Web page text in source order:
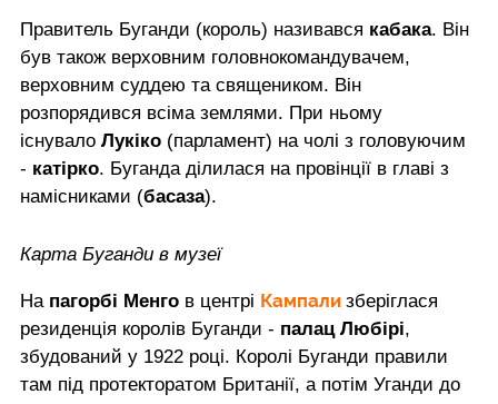
Правитель Буганди (король) називався кабака. Він
був також верховним головнокомандувачем,
верховним суддею та священиком. Він
розпорядився всіма землями. При ньому
існувало Лукіко (парламент) на чолі з головуючим
- катірко. Буганда ділилася на провінції в главі з
намісниками (басаза).
Карта Буганди в музеї
На пагорбі Менго в центрі Кампали зберіглася
резиденція королів Буганди - палац Любірі,
збудований у 1922 році. Королі Буганди правили
там під протекторатом Британії, а потім Уганди до